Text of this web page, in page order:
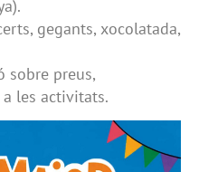
gegants, xocolatada,
sobre preus,
les activitats.